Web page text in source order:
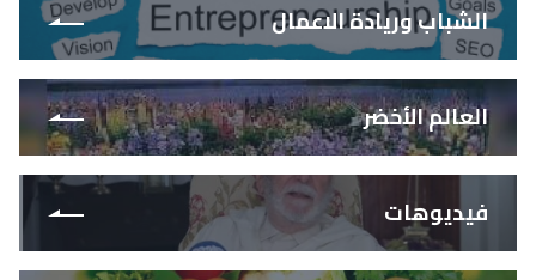
الشباب وريادة الاعمال
العالم الأخضر
فيديوهات